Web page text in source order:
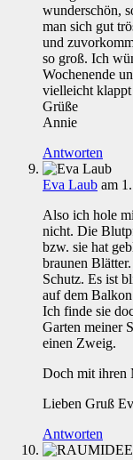
wunderschön,
man sich gut
und
so groß. Ich
Wochenende
vielleicht
Grüße
Annie
Antworten
Eva Laub am
Also ich hole
nicht. Die
bzw. sie hat
braunen
Schutz. Es ist
auf dem
Ich finde sie
Garten meiner
einen Zweig.
Doch mit ihren
Lieben Gruß
Antworten